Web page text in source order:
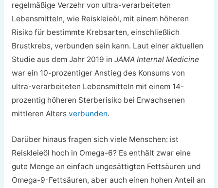
regelmäßige Verzehr von ultra-verarbeiteten
Lebensmitteln, wie Reiskleieöl, mit einem höheren
Risiko für bestimmte Krebsarten, einschließlich
Brustkrebs, verbunden sein kann. Laut einer aktuellen
Studie aus dem Jahr 2019 in JAMA Internal Medicine
war ein 10-prozentiger Anstieg des Konsums von
ultra-verarbeiteten Lebensmitteln mit einem 14-
prozentig höheren Sterberisiko bei Erwachsenen
mittleren Alters verbunden.
Darüber hinaus fragen sich viele Menschen: ist
Reiskleieöl hoch in Omega-6? Es enthält zwar eine
gute Menge an einfach ungesättigten Fettsäuren und
Omega-9-Fettsäuren, aber auch einen hohen Anteil an